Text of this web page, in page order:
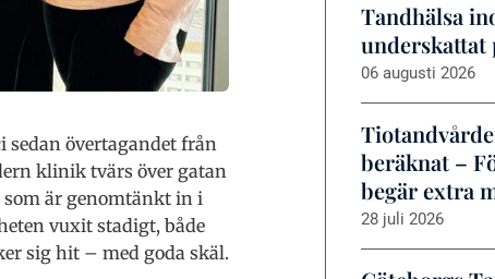
sedan övertagandet från
klinik tvärs över gatan
är genomtänkt in i
vuxit stadigt, både
sig hit – med goda skäl.
Tandhälsa
underskattat
06 augusti 2026
beräknat –
begär extra
28 juli 2026